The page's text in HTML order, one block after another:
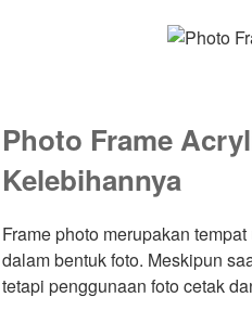
Photo Frame
Kelebihannya
Frame photo merupakan
dalam bentuk foto. Meskipun
tetapi penggunaan foto cetak